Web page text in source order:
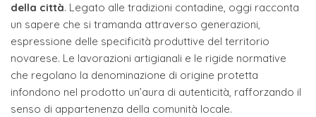
della città. Legato alle tradizioni contadine, oggi racconta
un sapere che si tramanda attraverso generazioni,
espressione delle specificità produttive del territorio
novarese. Le lavorazioni artigianali e le rigide normative
che regolano la denominazione di origine protetta
infondono nel prodotto un’aura di autenticità, rafforzando il
senso di appartenenza della comunità locale.